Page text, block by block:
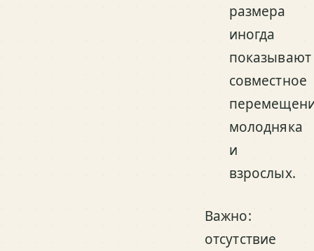
размера
иногда
показывают
совместное
молодняка
и
взрослых.
Важно:
отсутствие